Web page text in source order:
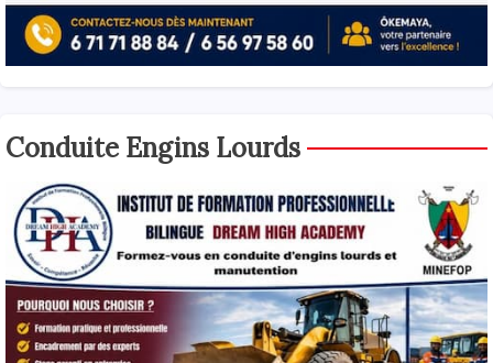
Conduite Engins Lourds